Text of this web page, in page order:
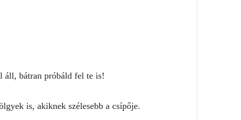
áll, bátran próbáld fel te is!
is, akiknek szélesebb a csípője.